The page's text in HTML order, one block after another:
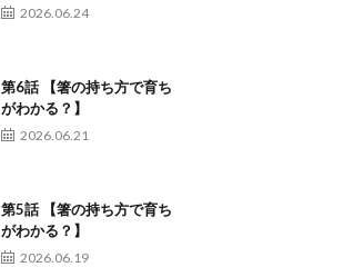
2026.06.24
第6話 【箸の持ち方で育ち
がわかる？】
2026.06.21
第5話 【箸の持ち方で育ち
がわかる？】
2026.06.19